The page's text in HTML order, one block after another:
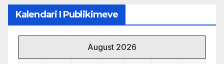
Kalendari I Publikimeve
August 2026